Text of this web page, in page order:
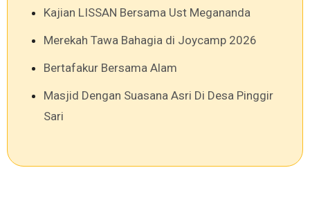
Kajian LISSAN Bersama Ust Megananda
Merekah Tawa Bahagia di Joycamp 2026
Bertafakur Bersama Alam
Masjid Dengan Suasana Asri Di Desa Pinggir
Sari